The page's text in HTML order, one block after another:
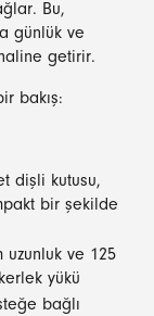
Bu,
günlük ve
getirir.
bakış:
dişli kutusu,
bir şekilde
uzunluk ve 125
yükü
bağlı